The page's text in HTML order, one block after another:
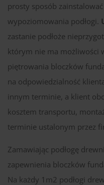
prosty sposób
wypoziomowania podłogi.
zastanie podłoże
którym nie ma możliwości
piętrowania bloczków
na odpowiedzialność
innym terminie, a klient
kosztem transportu,
terminie ustalonym przez
Zamawiając podłogę
zapewnienia bloczków
Na każdy 1m2 podłogi